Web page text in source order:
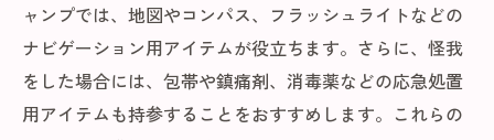
ャンプでは、地図やコンパス、フラッシュライトなどの
ナビゲーション用アイテムが役立ちます。さらに、怪我
をした場合には、包帯や鎮痛剤、消毒薬などの応急処置
用アイテムも持参することをおすすめします。これらの